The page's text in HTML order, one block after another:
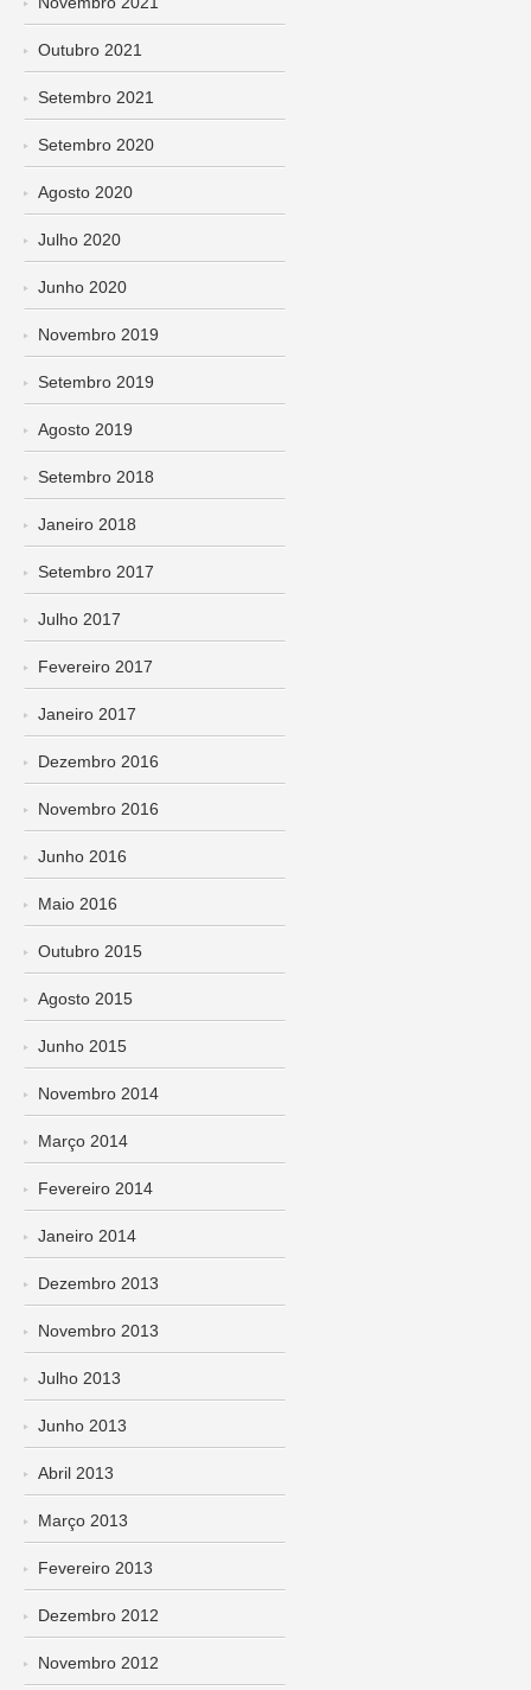
Outubro 2021
Setembro 2021
Setembro 2020
Agosto 2020
Julho 2020
Junho 2020
Novembro 2019
Setembro 2019
Agosto 2019
Setembro 2018
Janeiro 2018
Setembro 2017
Julho 2017
Fevereiro 2017
Janeiro 2017
Dezembro 2016
Novembro 2016
Junho 2016
Maio 2016
Outubro 2015
Agosto 2015
Junho 2015
Novembro 2014
Março 2014
Fevereiro 2014
Janeiro 2014
Dezembro 2013
Novembro 2013
Julho 2013
Junho 2013
Abril 2013
Março 2013
Fevereiro 2013
Dezembro 2012
Novembro 2012